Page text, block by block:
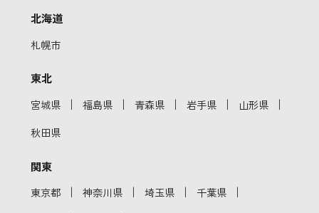
北海道
札幌市
東北
宮城県 ｜ 福島県 ｜ 青森県 ｜ 岩手県 ｜ 山形県 ｜
秋田県
関東
東京都 ｜ 神奈川県 ｜ 埼玉県 ｜ 千葉県 ｜